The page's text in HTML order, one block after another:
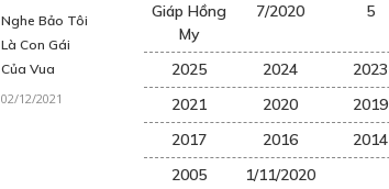
Free
Nghe Bảo Tôi
Là Con Gái
Của Vua
02/12/2021
Giáp Hồng
My
7/2020 5
2025 2024 2023
2021
2020 2019
2017
2016 2014
2005
1/11/2020